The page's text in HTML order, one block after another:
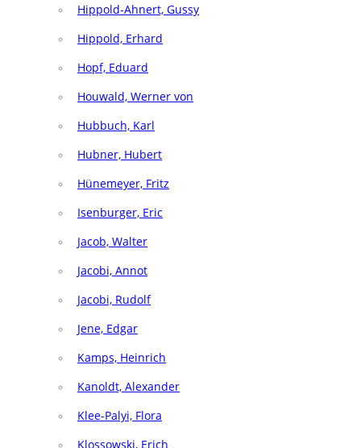
Hippold-Ahnert, Gussy
Hippold, Erhard
Hopf, Eduard
Houwald, Werner von
Hubbuch, Karl
Hubner, Hubert
Hünemeyer, Fritz
Isenburger, Eric
Jacob, Walter
Jacobi, Annot
Jacobi, Rudolf
Jene, Edgar
Kamps, Heinrich
Kanoldt, Alexander
Klee-Palyi, Flora
Klossowski, Erich